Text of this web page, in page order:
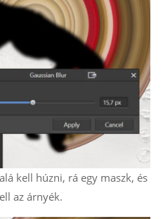
kell húzni, rá egy maszk, és
az árnyék.